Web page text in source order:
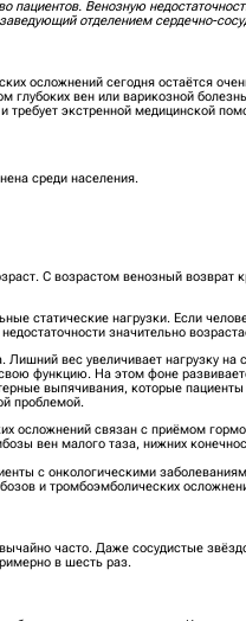
пациентов. Венозную
заведующий отделением сердечно-
осложнений сегодня остаётся
глубоких вен или варикозной
требует экстренной медицинской
среди населения.
С возрастом венозный
статические нагрузки. Если
значительно
Лишний вес увеличивает нагрузку
функцию. На этом фоне
выпячивания, которые
проблемой.
осложнений связан с приёмом
вен малого таза, нижних
с онкологическими
и тромбоэмболических
часто. Даже сосудистые
в шесть раз.